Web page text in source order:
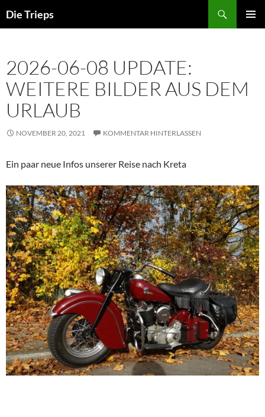
Inhalt
Die Trieps
2026-06-08 UPDATE:
WEITERE BILDER AUS DEM
URLAUB
NOVEMBER 20, 2021 KOMMENTAR HINTERLASSEN
Ein paar neue Infos unserer Reise nach Kreta